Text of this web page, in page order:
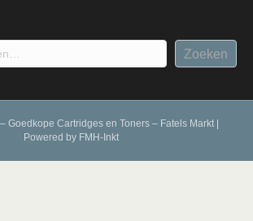
Zoeken
Goedkope Cartridges en Toners – Fatels Markt
Powered by FMH-Inkt